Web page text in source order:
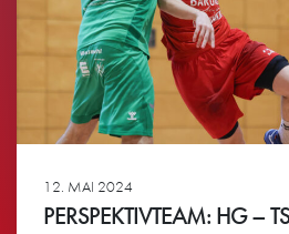
12. MAI 2024
PERSPEKTIVTEAM: HG –